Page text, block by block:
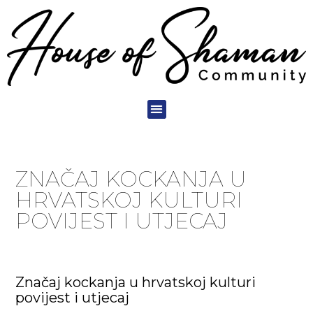
ZNAČAJ KOCKANJA U
HRVATSKOJ KULTURI
POVIJEST I UTJECAJ
Značaj kockanja u hrvatskoj kulturi
povijest i utjecaj